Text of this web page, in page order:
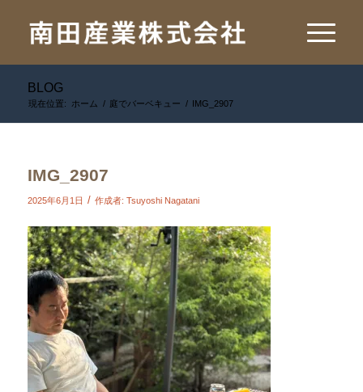
BLOG
現在位置: ホーム / 庭でバーベキュー / IMG_2907
IMG_2907
2025年6月1日 / 作成者: Tsuyoshi Nagatani